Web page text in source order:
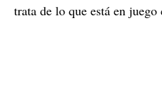
trata de lo que está en juego